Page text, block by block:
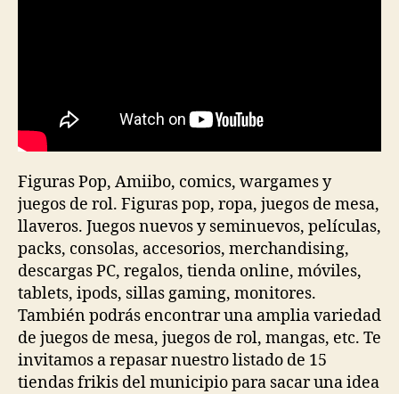
Figuras Pop, Amiibo, comics, wargames y
juegos de rol. Figuras pop, ropa, juegos de mesa,
llaveros. Juegos nuevos y seminuevos, películas,
packs, consolas, accesorios, merchandising,
descargas PC, regalos, tienda online, móviles,
tablets, ipods, sillas gaming, monitores.
También podrás encontrar una amplia variedad
de juegos de mesa, juegos de rol, mangas, etc. Te
invitamos a repasar nuestro listado de 15
tiendas frikis del municipio para sacar una idea